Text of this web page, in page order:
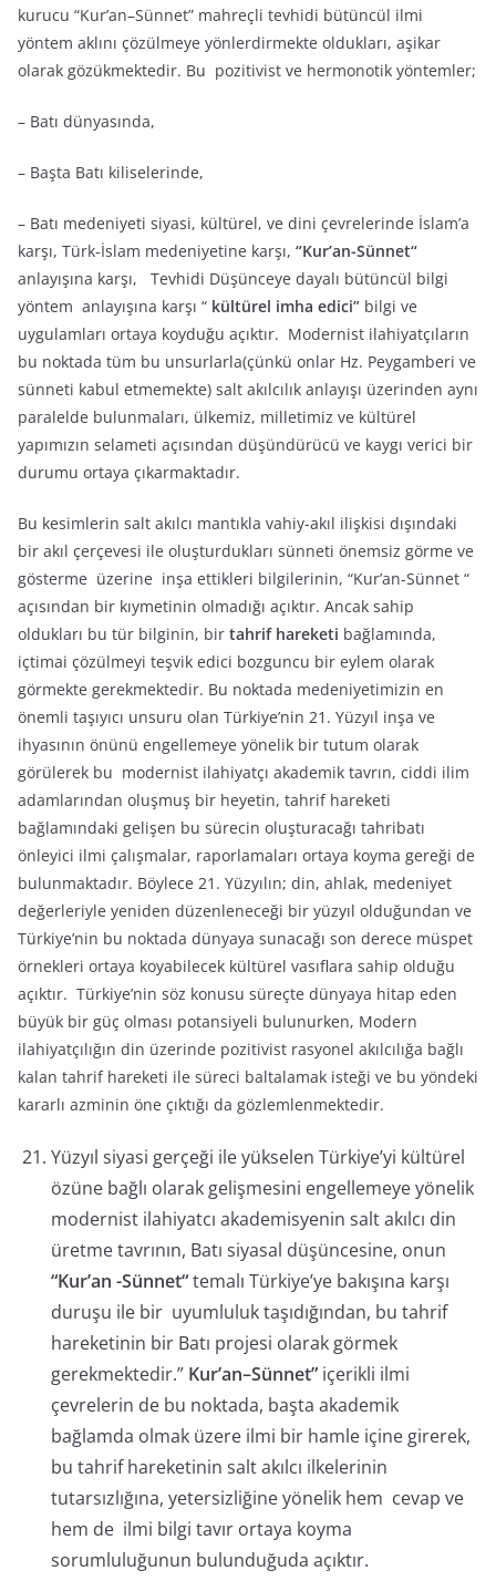
kurucu “Kur’an–Sünnet” mahreçli tevhidi bütüncül ilmi
yöntem aklını çözülmeye yönlerdirmekte oldukları, aşikar
olarak gözükmektedir. Bu pozitivist ve hermonotik yöntemler;
– Batı dünyasında,
– Başta Batı kiliselerinde,
– Batı medeniyeti siyasi, kültürel, ve dini çevrelerinde İslam’a
karşı, Türk-İslam medeniyetine karşı, “Kur’an-Sünnet“
anlayışına karşı, Tevhidi Düşünceye dayalı bütüncül bilgi
yöntem anlayışına karşı “ kültürel imha edici” bilgi ve
uygulamları ortaya koyduğu açıktır. Modernist ilahiyatçıların
bu noktada tüm bu unsurlarla(çünkü onlar Hz. Peygamberi ve
sünneti kabul etmemekte) salt akılcılık anlayışı üzerinden aynı
paralelde bulunmaları, ülkemiz, milletimiz ve kültürel
yapımızın selameti açısından düşündürücü ve kaygı verici bir
durumu ortaya çıkarmaktadır.
Bu kesimlerin salt akılcı mantıkla vahiy-akıl ilişkisi dışındaki
bir akıl çerçevesi ile oluşturdukları sünneti önemsiz görme ve
gösterme üzerine inşa ettikleri bilgilerinin, “Kur’an-Sünnet “
açısından bir kıymetinin olmadığı açıktır. Ancak sahip
oldukları bu tür bilginin, bir tahrif hareketi bağlamında,
içtimai çözülmeyi teşvik edici bozguncu bir eylem olarak
görmekte gerekmektedir. Bu noktada medeniyetimizin en
önemli taşıyıcı unsuru olan Türkiye’nin 21. Yüzyıl inşa ve
ihyasının önünü engellemeye yönelik bir tutum olarak
görülerek bu modernist ilahiyatçı akademik tavrın, ciddi ilim
adamlarından oluşmuş bir heyetin, tahrif hareketi
bağlamındaki gelişen bu sürecin oluşturacağı tahribatı
önleyici ilmi çalışmalar, raporlamaları ortaya koyma gereği de
bulunmaktadır. Böylece 21. Yüzyılın; din, ahlak, medeniyet
değerleriyle yeniden düzenleneceği bir yüzyıl olduğundan ve
Türkiye’nin bu noktada dünyaya sunacağı son derece müspet
örnekleri ortaya koyabilecek kültürel vasıflara sahip olduğu
açıktır. Türkiye’nin söz konusu süreçte dünyaya hitap eden
büyük bir güç olması potansiyeli bulunurken, Modern
ilahiyatçılığın din üzerinde pozitivist rasyonel akılcılığa bağlı
kalan tahrif hareketi ile süreci baltalamak isteği ve bu yöndeki
kararlı azminin öne çıktığı da gözlemlenmektedir.
Yüzyıl siyasi gerçeği ile yükselen Türkiye’yi kültürel
özüne bağlı olarak gelişmesini engellemeye yönelik
modernist ilahiyatcı akademisyenin salt akılcı din
üretme tavrının, Batı siyasal düşüncesine, onun
“Kur’an -Sünnet“temalı Türkiye’ye bakışına karşı
duruşu ile bir uyumluluk taşıdığından, bu tahrif
hareketinin bir Batı projesi olarak görmek
gerekmektedir.” Kur’an–Sünnet” içerikli ilmi
çevrelerin de bu noktada, başta akademik
bağlamda olmak üzere ilmi bir hamle içine girerek,
bu tahrif hareketinin salt akılcı ilkelerinin
tutarsızlığına, yetersizliğine yönelik hem cevap ve
hem de ilmi bilgi tavır ortaya koyma
sorumluluğunun bulunduğuda açıktır.